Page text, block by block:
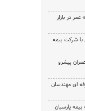
عمر در بازار
شرکت بیمه
پیشرو
ای مهندسان